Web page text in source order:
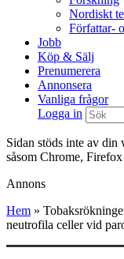
Nordiskt
Författar-
Jobb
Köp & Sälj
Prenumerera
Annonsera
Vanliga frågor
Logga in
Sidan stöds inte av din
såsom Chrome,
Annons
Hem »
neutrofila celler vid